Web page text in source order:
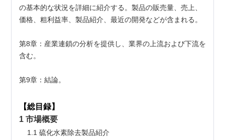
の基本的な状況を詳細に紹介する。製品の販売量、売上、
価格、粗利益率、製品紹介、最近の開発などが含まれる。
第8章：産業連鎖の分析を提供し、業界の上流および下流を
含む。
第9章：結論。
【総目録】
1 市場概要
    1.1 硫化水素除去製品紹介